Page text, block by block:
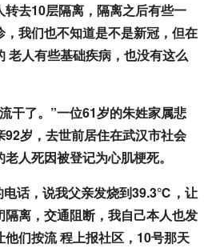
去10层隔离，隔离之后有些一
我们也不知道是不是新冠，但在
老人有些基础疾病，也没有这么
了。”一位61岁的朱姓家属悲
岁，去世前居住在武汉市社会
人死因被登记为心肌梗死。
话，说我父亲发烧到39.3℃，让
离，交通阻断，我自己本人也发
们按流 程上报社区，10号那天